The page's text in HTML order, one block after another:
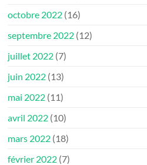
octobre 2022 (16)
septembre 2022 (12)
juillet 2022 (7)
juin 2022 (13)
mai 2022 (11)
avril 2022 (10)
mars 2022 (18)
février 2022 (7)